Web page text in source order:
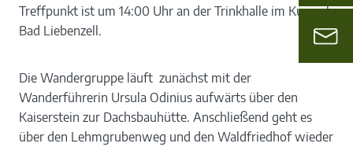
Treffpunkt ist um 14:00 Uhr an der Trinkhalle im Kurpark
Bad Liebenzell.
Die Wandergruppe läuft zunächst mit der
Wanderführerin Ursula Odinius aufwärts über den
Kaiserstein zur Dachsbauhütte. Anschließend geht es
über den Lehmgrubenweg und den Waldfriedhof wieder